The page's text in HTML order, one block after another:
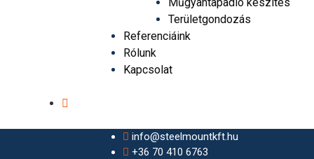
Területgondozás
Referenciáink
Rólunk
Kapcsolat
info@steelmountkft.hu
+36 70 410 6763